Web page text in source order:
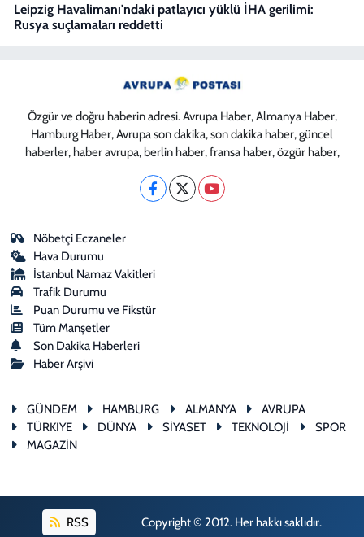
Leipzig Havalimanı'ndaki patlayıcı yüklü İHA gerilimi:
Rusya suçlamaları reddetti
Özgür ve doğru haberin adresi. Avrupa Haber, Almanya Haber,
Hamburg Haber, Avrupa son dakika, son dakika haber, güncel
haberler, haber avrupa, berlin haber, fransa haber, özgür haber,
Nöbetçi Eczaneler
Hava Durumu
İstanbul Namaz Vakitleri
Trafik Durumu
Puan Durumu ve Fikstür
Tüm Manşetler
Son Dakika Haberleri
Haber Arşivi
GÜNDEM HAMBURG ALMANYA
AVRUPA
TÜRKIYE
DÜNYA SİYASET TEKNOLOJİ
SPOR
MAGAZİN
RSS Copyright © 2012. Her hakkı saklıdır.